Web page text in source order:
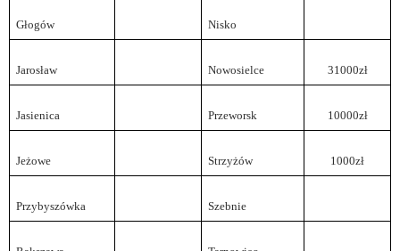
Głogów Nisko
Jarosław Nowosielce 31000zł
Jasienica Przeworsk 10000zł
Jeżowe Strzyżów 1000zł
Przybyszówka Szebnie